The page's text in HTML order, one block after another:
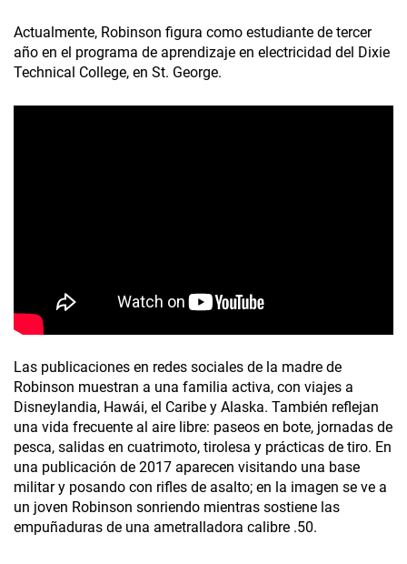
Actualmente, Robinson figura como estudiante de tercer
año en el programa de aprendizaje en electricidad del Dixie
Technical College, en St. George.
Las publicaciones en redes sociales de la madre de
Robinson muestran a una familia activa, con viajes a
Disneylandia, Hawái, el Caribe y Alaska. También reflejan
una vida frecuente al aire libre: paseos en bote, jornadas de
pesca, salidas en cuatrimoto, tirolesa y prácticas de tiro. En
una publicación de 2017 aparecen visitando una base
militar y posando con rifles de asalto; en la imagen se ve a
un joven Robinson sonriendo mientras sostiene las
empuñaduras de una ametralladora calibre .50.